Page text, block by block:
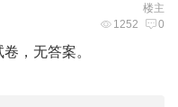
楼主
1252 0
，无答案。